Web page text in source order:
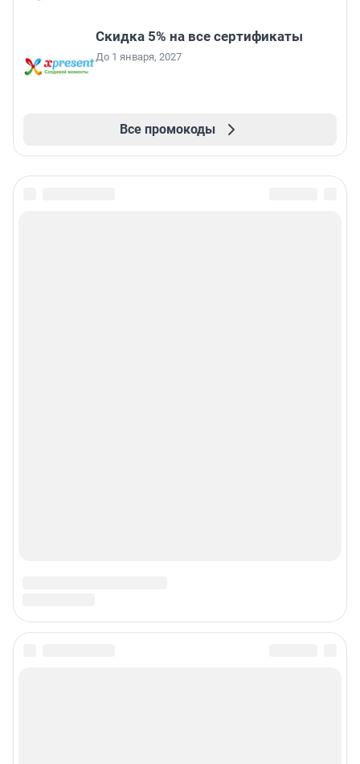
Скидка 5% на все сертификаты
До 1 января, 2027
Все промокоды